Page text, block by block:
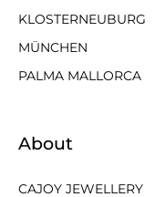
KLOSTERNEUBURG
MÜNCHEN
PALMA MALLORCA
About
CAJOY JEWELLERY